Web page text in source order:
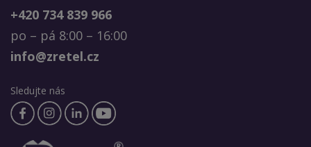
+420 734 839 966
po – pá 8:00 – 16:00
info@zretel.cz
Sledujte nás